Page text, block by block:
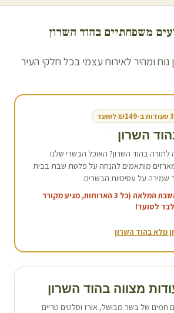
משפחתיים בהוד השרון
ומהיר לאירוח עצמי בכל חלקי העיר
הוד השרון
לתורה בהוד השרון? האוכל הבשרי שלנו
מותאמים להנחה על פלטת שבת בבית
שמירה על עסיסיות הבשרים.
הזמינו את חבילת השבת המלאה (כל 3 הארוחות, מגיע מקורר
מלא בהוד השרון
מצווה בהוד השרון
חמים של בשר מבושל, אורז וסלטים טריים